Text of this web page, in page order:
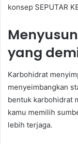
konsep SEPUTAR
yang
Karbohidrat
menyeimbangkan
bentuk karbohidrat
kamu memilih
lebih terjaga.